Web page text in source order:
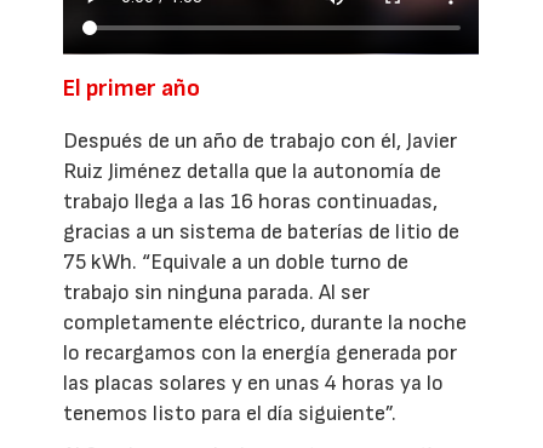
El primer año
Después de un año de trabajo con él, Javier
Ruiz Jiménez detalla que la autonomía de
trabajo llega a las 16 horas continuadas,
gracias a un sistema de baterías de litio de
75 kWh. “Equivale a un doble turno de
trabajo sin ninguna parada. Al ser
completamente eléctrico, durante la noche
lo recargamos con la energía generada por
las placas solares y en unas 4 horas ya lo
tenemos listo para el día siguiente”.